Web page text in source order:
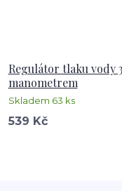
Regulátor tlaku vody
manometrem
Skladem 63 ks
539 Kč